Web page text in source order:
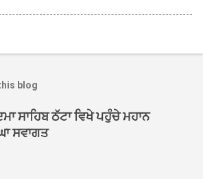
blog
ਸਾਹਿਬ ਠੱਟਾ ਵਿਖੇ ਪਹੁੰਚੇ ਮਹਾਨ
ਸਵਾਗਤ